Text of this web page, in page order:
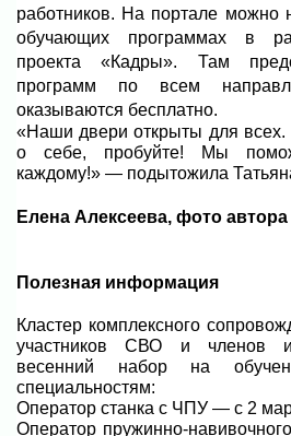
работников. На портале
обучающих программах в
проекта «Кадры». Там
программ по всем
оказываются бесплатно.
«Наши двери открыты для всех.
о себе, пробуйте! Мы
каждому!» — подытожила
Елена Алексеева, фото автора
Полезная информация
Кластер комплексного
участников СВО и членов
весенний набор на
специальностям:
Оператор станка с ЧПУ — с 2
Оператор пружинно-